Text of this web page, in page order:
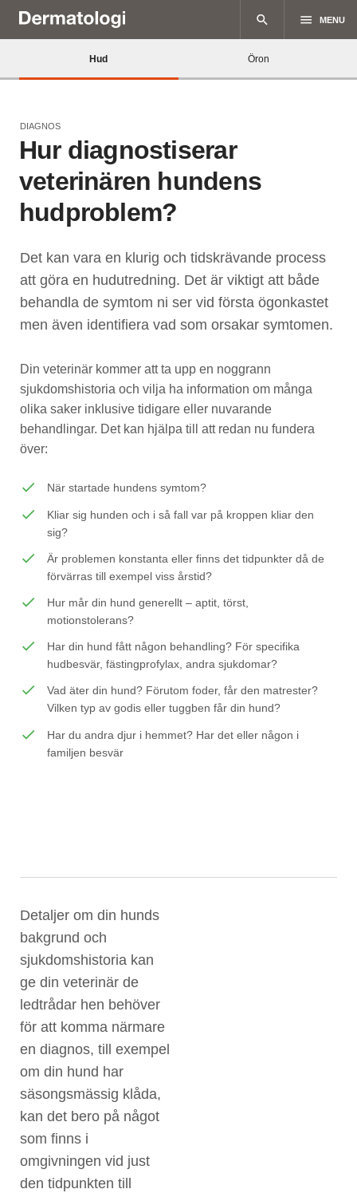
search menu MENU
Hud Öron
DIAGNOS
Hur diagnostiserar
veterinären hundens
hudproblem?
Det kan vara en klurig och tidskrävande process
att göra en hudutredning. Det är viktigt att både
behandla de symtom ni ser vid första ögonkastet
men även identifiera vad som orsakar symtomen.
Din veterinär kommer att ta upp en noggrann
sjukdomshistoria och vilja ha information om många
olika saker inklusive tidigare eller nuvarande
behandlingar. Det kan hjälpa till att redan nu fundera
över:
check När startade hundens symtom?
check
Kliar sig hunden och i så fall var på kroppen kliar den
sig?
check
Är problemen konstanta eller finns det tidpunkter då de
förvärras till exempel viss årstid?
check
Hur mår din hund generellt – aptit, törst,
motionstolerans?
check
Har din hund fått någon behandling? För specifika
hudbesvär, fästingprofylax, andra sjukdomar?
check
Vad äter din hund? Förutom foder, får den matrester?
Vilken typ av godis eller tuggben får din hund?
check
Har du andra djur i hemmet? Har det eller någon i
familjen besvär
Detaljer om din hunds
bakgrund och
sjukdomshistoria kan
ge din veterinär de
ledtrådar hen behöver
för att komma närmare
en diagnos, till exempel
om din hund har
säsongsmässig klåda,
kan det bero på något
som finns i
omgivningen vid just
den tidpunkten till